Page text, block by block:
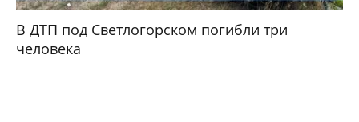
В ДТП под Светлогорском погибли три
человека